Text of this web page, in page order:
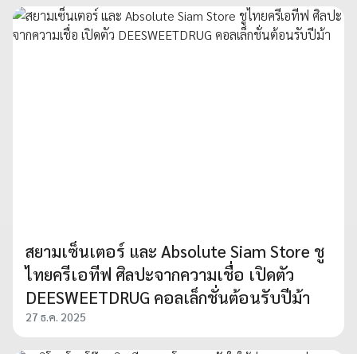
สยามเซ็นเตอร์ และ Absolute Siam Store ชู
ไทยครีเอทีฟ ศิลปะจากความเชื่อ เปิดตัว
DEESWEETDRUG คอลเล็กชั่นต้อนรับปีม้า
27 ธ.ค. 2025